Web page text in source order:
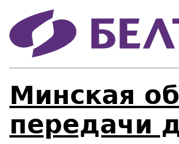
Минская
передачи